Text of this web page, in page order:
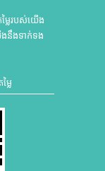
ៃរបស់យើង
នឹងទាក់ទង
លៃ